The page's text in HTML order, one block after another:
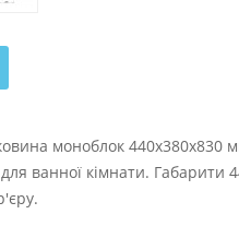
моноблок 440х380х830
ванної кімнати. Габарити